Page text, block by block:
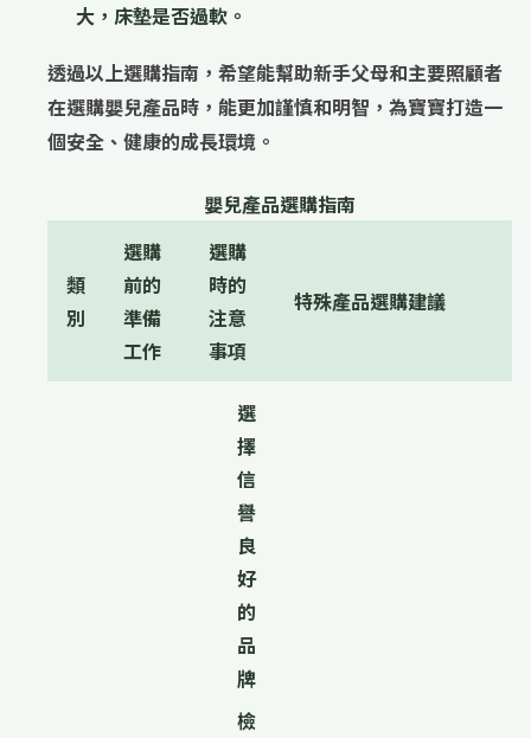
大，床墊是否過軟。
透過以上選購指南，希望能幫助新手父母和主要照顧者
在選購嬰兒產品時，能更加謹慎和明智，為寶寶打造一
個安全、健康的成長環境。
嬰兒產品選購指南
類
別
選購
前的
準備
工作
選購
時的
注意
事項
特殊產品選購建議
選
擇
信
譽
良
好
的
品
牌
檢